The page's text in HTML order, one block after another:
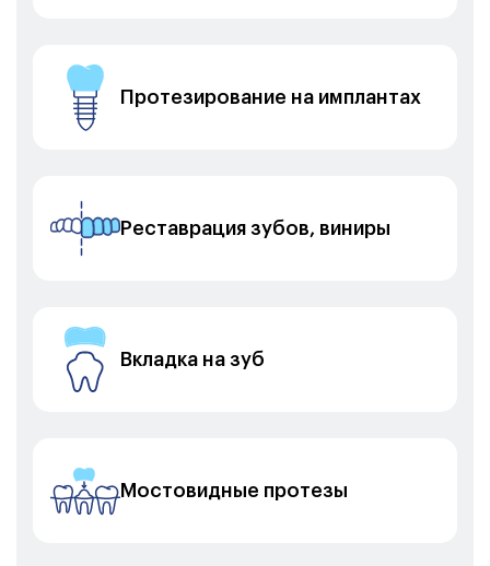
Протезирование на имплантах
Реставрация зубов, виниры
Вкладка на зуб
Мостовидные протезы